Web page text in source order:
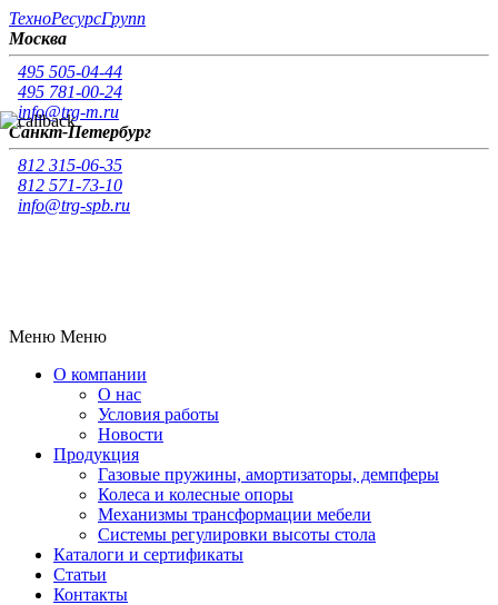
ТехноРесурсГрупп
Москва
495 505-04-44
495 781-00-24
info@trg-m.ru
Санкт-Петербург
812 315-06-35
812 571-73-10
info@trg-spb.ru
Меню Меню
О компании
О нас
Условия работы
Новости
Продукция
Газовые пружины, амортизаторы, демпферы
Колеса и колесные опоры
Механизмы трансформации мебели
Системы регулировки высоты стола
Каталоги и сертификаты
Статьи
Контакты